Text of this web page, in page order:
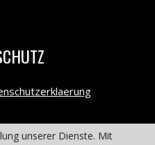
unserer Dienste. Mit